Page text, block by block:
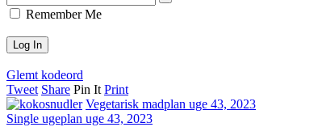
Remember Me
Glemt kodeord
Tweet Share Pin It Print
Vegetarisk madplan uge 43, 2023
Single ugeplan uge 43, 2023